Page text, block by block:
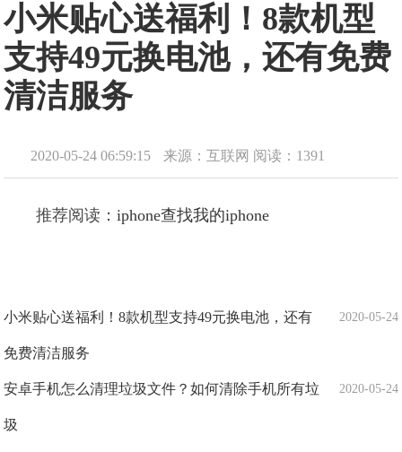
小米贴心送福利！8款机型
支持49元换电池，还有免费
清洁服务
2020-05-24 06:59:15 来源：互联网 阅读：1391
推荐阅读：iphone查找我的iphone
2020-05-24
小米贴心送福利！8款机型支持49元换电池，还有
免费清洁服务
2020-05-24
安卓手机怎么清理垃圾文件？如何清除手机所有垃
圾